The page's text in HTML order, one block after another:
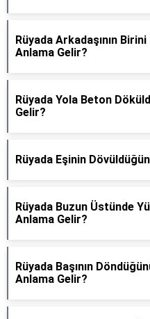
Rüyada Arkadaşının
Anlama Gelir?
Rüyada Yola Beton
Gelir?
Rüyada Eşinin
Rüyada Buzun Üstünde
Anlama Gelir?
Rüyada Başının
Anlama Gelir?